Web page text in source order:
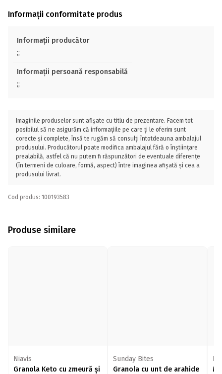
Informații conformitate produs
Informații producător
;;
Informații persoană responsabilă
;;
Imaginile produselor sunt afișate cu titlu de prezentare. Facem tot
posibilul să ne asigurăm că informațiile pe care ți le oferim sunt
corecte și complete, însă te rugăm să consulți întotdeauna ambalajul
produsului. Producătorul poate modifica ambalajul fără o înștiințare
prealabilă, astfel că nu putem fi răspunzători de eventuale diferențe
(în termeni de culoare, formă, aspect) între imaginea afișată și cea a
produsului livrat.
Cod produs: 100193583
Produse similare
Niavis
Granola Keto cu zmeură și
Sunday Bites
Granola cu unt de arahide